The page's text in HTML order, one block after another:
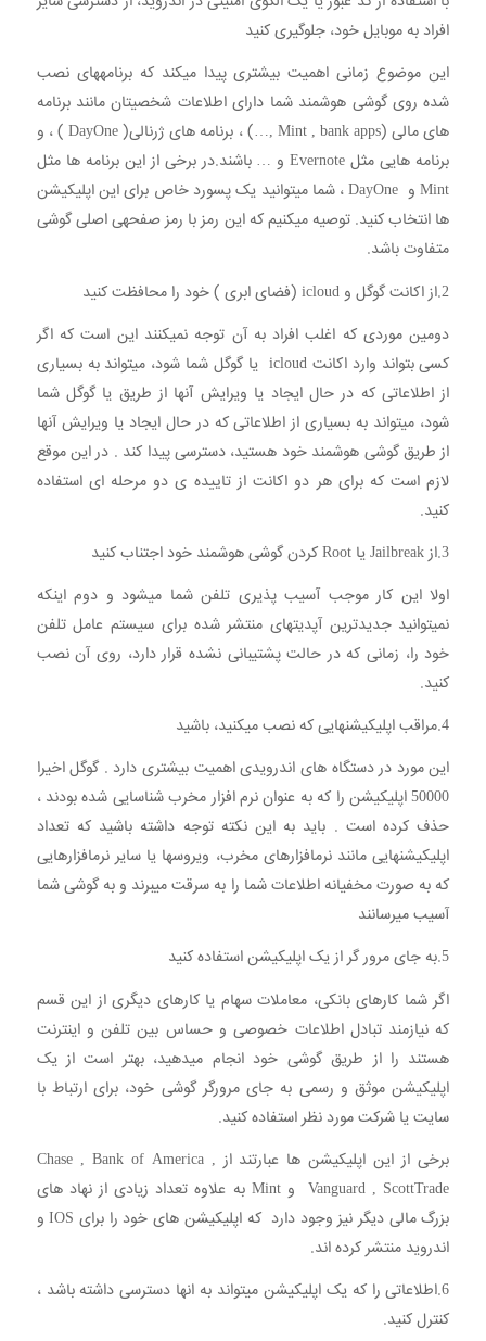
افراد به موبایل خود، جلوگیری کنید
این موضوع زمانی اهمیت بیشتری پیدا میکند که برنامههای نصب
شده روی گوشی هوشمند شما دارای اطلاعات شخصیتان مانند برنامه
های مالی (Mint , bank apps ,…) ، برنامه های ژرنالی( DayOne ) ، و
برنامه هایی مثل Evernote و … باشند.در برخی از این برنامه ها مثل
Mint و DayOne ، شما میتوانید یک پسورد خاص برای این اپلیکیشن
ها انتخاب کنید. توصیه میکنیم که این رمز با رمز صفحهی اصلی گوشی
متفاوت باشد.
2.از اکانت گوگل و icloud (فضای ابری ) خود را محافظت کنید
دومین موردی که اغلب افراد به آن توجه نمیکنند این است که اگر
کسی بتواند وارد اکانت icloud یا گوگل شما شود، میتواند به بسیاری
از اطلاعاتی که در حال ایجاد یا ویرایش آنها از طریق یا گوگل شما
شود، میتواند به بسیاری از اطلاعاتی که در حال ایجاد یا ویرایش آنها
از طریق گوشی هوشمند خود هستید، دسترسی پیدا کند . در این موقع
لازم است که برای هر دو اکانت از تاییده ی دو مرحله ای استفاده
کنید.
3.از Jailbreak یا Root کردن گوشی هوشمند خود اجتناب کنید
اولا این کار موجب آسیب پذیری تلفن شما میشود و دوم اینکه
نمیتوانید جدیدترین آپدیتهای منتشر شده برای سیستم عامل تلفن
خود را، زمانی که در حالت پشتیبانی نشده قرار دارد، روی آن نصب
کنید.
4.مراقب اپلیکیشنهایی که نصب میکنید، باشید
این مورد در دستگاه های اندرویدی اهمیت بیشتری دارد . گوگل اخیرا
50000 اپلیکیشن را که به عنوان نرم افزار مخرب شناسایی شده بودند ،
حذف کرده است . باید به این نکته توجه داشته باشید که تعداد
اپلیکیشنهایی مانند نرمافزارهای مخرب، ویروسها یا سایر نرمافزارهایی
که به صورت مخفیانه اطلاعات شما را به سرقت میبرند و به گوشی شما
آسیب میرسانند
5.به جای مرور گر از یک اپلیکیشن استفاده کنید
اگر شما کارهای بانکی، معاملات سهام یا کارهای دیگری از این قسم
که نیازمند تبادل اطلاعات خصوصی و حساس بین تلفن و اینترنت
هستند را از طریق گوشی خود انجام میدهید، بهتر است از یک
اپلیکیشن موثق و رسمی به جای مرورگر گوشی خود، برای ارتباط با
سایت یا شرکت مورد نظر استفاده کنید.
برخی از این اپلیکیشن ها عبارتند از Chase , Bank of America ,
Vanguard , ScottTrade و Mint به علاوه تعداد زیادی از نهاد های
بزرگ مالی دیگر نیز وجود دارد که اپلیکیشن های خود را برای IOS و
اندروید منتشر کرده اند.
6.اطلاعاتی را که یک اپلیکیشن میتواند به انها دسترسی داشته باشد ،
کنترل کنید.